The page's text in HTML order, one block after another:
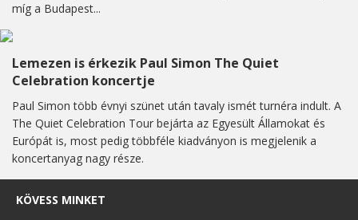
míg a Budapest...
Lemezen is érkezik Paul Simon The Quiet
Celebration koncertje
Paul Simon több évnyi szünet után tavaly ismét turnéra indult. A
The Quiet Celebration Tour bejárta az Egyesült Államokat és
Európát is, most pedig többféle kiadványon is megjelenik a
koncertanyag nagy része.
KÖVESS MINKET